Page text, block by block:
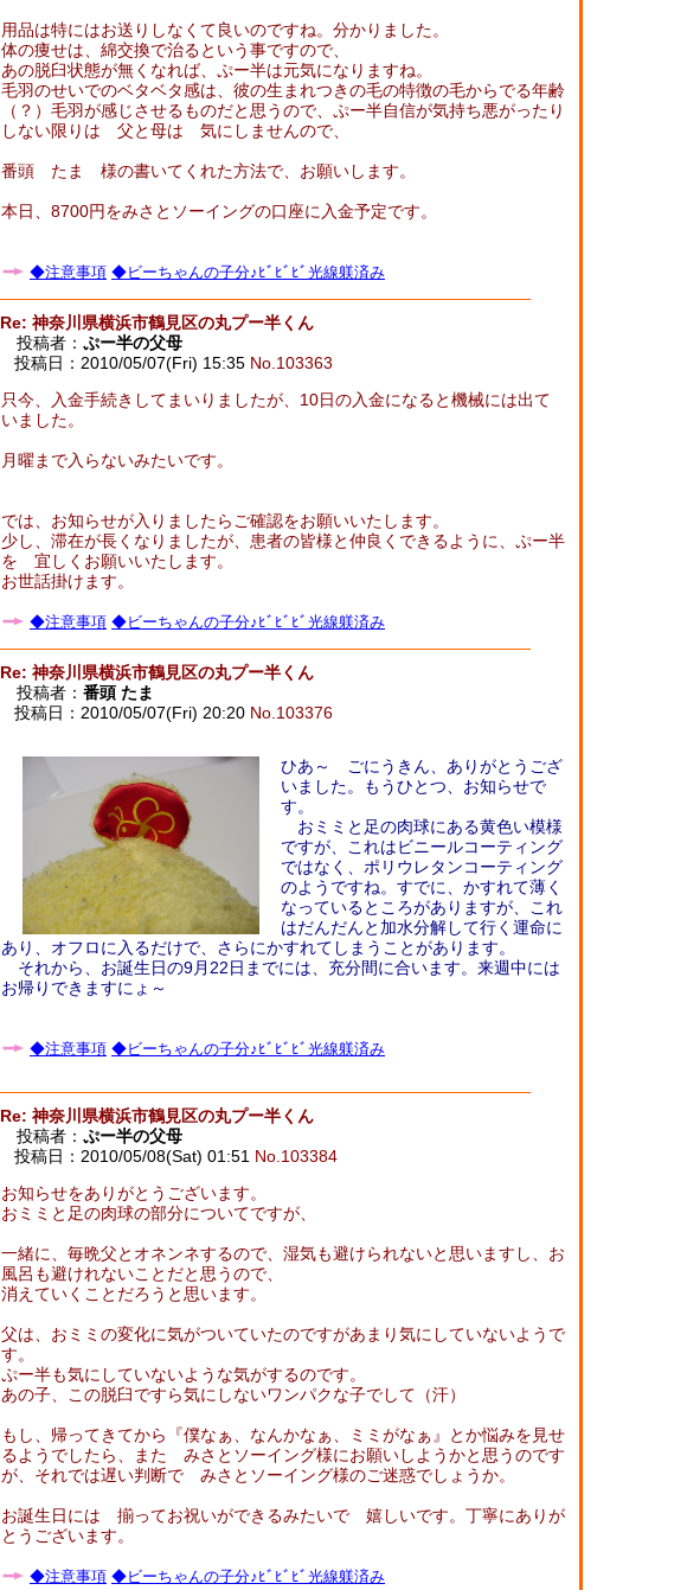
用品は特にはお送りしなくて良いのですね。分かりました。
体の痩せは、綿交換で治るという事ですので、
あの脱臼状態が無くなれば、ぷー半は元気になりますね。
毛羽のせいでのベタベタ感は、彼の生まれつきの毛の特徴の毛からでる年齢
（？）毛羽が感じさせるものだと思うので、ぷー半自信が気持ち悪がったり
しない限りは 父と母は 気にしませんので、
番頭 たま 様の書いてくれた方法で、お願いします。
本日、8700円をみさとソーイングの口座に入金予定です。
◆注意事項 ◆ビーちゃんの子分♪ﾋﾞﾋﾞﾋﾞ光線躾済み
Re: 神奈川県横浜市鶴見区の丸プー半くん
投稿者： ぷー半の父母
投稿日：2010/05/07(Fri) 15:35 No.103363
只今、入金手続きしてまいりましたが、10日の入金になると機械には出て
いました。
月曜まで入らないみたいです。
では、お知らせが入りましたらご確認をお願いいたします。
少し、滞在が長くなりましたが、患者の皆様と仲良くできるように、ぷー半
を 宜しくお願いいたします。
お世話掛けます。
◆注意事項 ◆ビーちゃんの子分♪ﾋﾞﾋﾞﾋﾞ光線躾済み
Re: 神奈川県横浜市鶴見区の丸プー半くん
投稿者： 番頭 たま
投稿日：2010/05/07(Fri) 20:20 No.103376
ひあ～ ごにうきん、ありがとうござ
いました。もうひとつ、お知らせで
す。
おミミと足の肉球にある黄色い模様
ですが、これはビニールコーティング
ではなく、ポリウレタンコーティング
のようですね。すでに、かすれて薄く
なっているところがありますが、これ
はだんだんと加水分解して行く運命に
あり、オフロに入るだけで、さらにかすれてしまうことがあります。
それから、お誕生日の9月22日までには、充分間に合います。来週中には
お帰りできますにょ～
◆注意事項 ◆ビーちゃんの子分♪ﾋﾞﾋﾞﾋﾞ光線躾済み
Re: 神奈川県横浜市鶴見区の丸プー半くん
投稿者： ぷー半の父母
投稿日：2010/05/08(Sat) 01:51 No.103384
お知らせをありがとうございます。
おミミと足の肉球の部分についてですが、
一緒に、毎晩父とオネンネするので、湿気も避けられないと思いますし、お
風呂も避けれないことだと思うので、
消えていくことだろうと思います。
父は、おミミの変化に気がついていたのですがあまり気にしていないようで
す。
ぷー半も気にしていないような気がするのです。
あの子、この脱臼ですら気にしないワンパクな子でして（汗）
もし、帰ってきてから『僕なぁ、なんかなぁ、ミミがなぁ』とか悩みを見せ
るようでしたら、また みさとソーイング様にお願いしようかと思うのです
が、それでは遅い判断で みさとソーイング様のご迷惑でしょうか。
お誕生日には 揃ってお祝いができるみたいで 嬉しいです。丁寧にありが
とうございます。
◆注意事項 ◆ビーちゃんの子分♪ﾋﾞﾋﾞﾋﾞ光線躾済み